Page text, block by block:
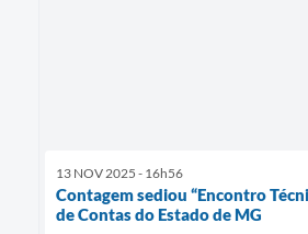
13 NOV 2025 - 16h56
Contagem sediou “Encontro
de Contas do Estado de MG